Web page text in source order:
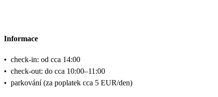
Informace
• check-in: od cca 14:00
• check-out: do cca 10:00–11:00
• parkování (za poplatek cca 5 EUR/den)